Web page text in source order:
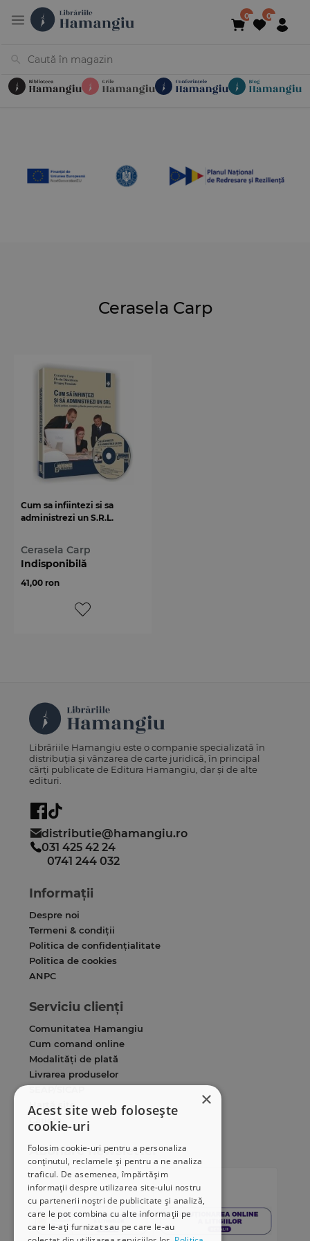
Cerasela Carp
Cum sa infiintezi si sa
administrezi un S.R.L.
Cerasela Carp
Indisponibilă
41,00 ron
×
Acest site web folosește
cookie-uri
Folosim cookie-uri pentru a personaliza
conținutul, reclamele și pentru a ne analiza
traficul. De asemenea, împărtășim
informații despre utilizarea site-ului nostru
cu partenerii noștri de publicitate și analiză,
care le pot combina cu alte informații pe
care le-ați furnizat sau pe care le-au
Librăriile Hamangiu este o companie specializată în
distribuția și vânzarea de carte juridică, în principal
cărți publicate de Editura Hamangiu, dar și de alte
edituri.
distributie@hamangiu.ro
031 425 42 24
0741 244 032
Informații
Despre noi
Termeni & condiții
Politica de confidențialitate
Politica de cookies
ANPC
Serviciu clienți
Comunitatea Hamangiu
Cum comand online
Modalități de plată
Livrarea produselor
Hartă site
Cariere
Abonare newsletter